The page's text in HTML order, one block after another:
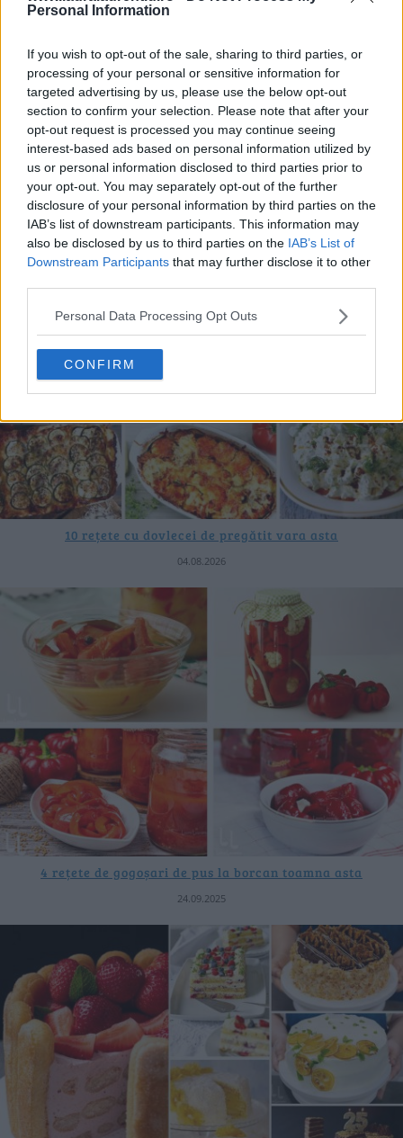
Personal Information
If you wish to opt-out of the sale, sharing to third parties, or
processing of your personal or sensitive information for
targeted advertising by us, please use the below opt-out
section to confirm your selection. Please note that after your
opt-out request is processed you may continue seeing
interest-based ads based on personal information utilized by
us or personal information disclosed to third parties prior to
your opt-out. You may separately opt-out of the further
disclosure of your personal information by third parties on the
IAB’s list of downstream participants. This information may
also be disclosed by us to third parties on the IAB’s List of
Downstream Participants that may further disclose it to other
Personal Data Processing Opt Outs
CONFIRM
20 de rețete de salate de vară fără prelucrare termică
06.08.2026
10 rețete cu dovlecei de pregătit vara asta
04.08.2026
4 rețete de gogoșari de pus la borcan toamna asta
24.09.2025